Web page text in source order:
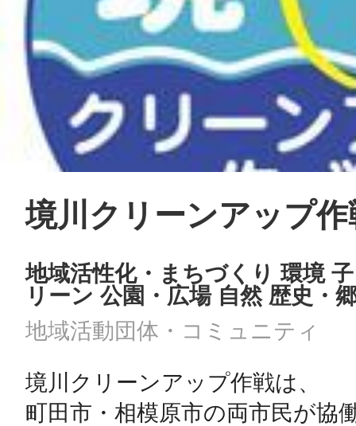
境川クリーンアップ
地域活性化・まちづくり 環境
リーン 公園・広場 自然 歴史・
地域活動団体・コミュニティ
境川クリーンアップ作戦は、
町田市・相模原市の両市民が協